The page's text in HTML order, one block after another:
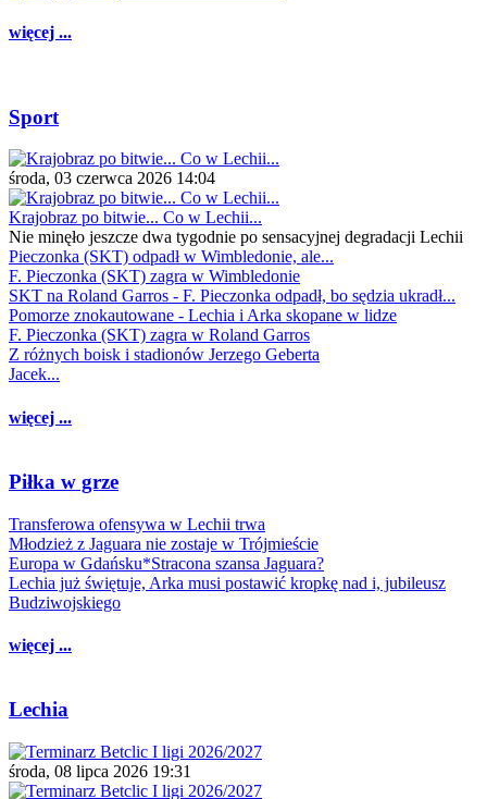
więcej ...
Sport
środa, 03 czerwca 2026 14:04
Krajobraz po bitwie... Co w Lechii...
Nie minęło jeszcze dwa tygodnie po sensacyjnej degradacji Lechii
Pieczonka (SKT) odpadł w Wimbledonie, ale...
F. Pieczonka (SKT) zagra w Wimbledonie
SKT na Roland Garros - F. Pieczonka odpadł, bo sędzia ukradł...
Pomorze znokautowane - Lechia i Arka skopane w lidze
F. Pieczonka (SKT) zagra w Roland Garros
Z różnych boisk i stadionów Jerzego Geberta
Jacek...
więcej ...
Piłka w grze
Transferowa ofensywa w Lechii trwa
Młodzież z Jaguara nie zostaje w Trójmieście
Europa w Gdańsku*Stracona szansa Jaguara?
Lechia już świętuje, Arka musi postawić kropkę nad i, jubileusz
Budziwojskiego
więcej ...
Lechia
środa, 08 lipca 2026 19:31